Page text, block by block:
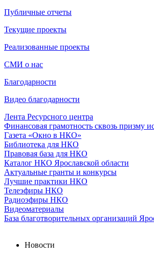
Публичные отчеты
Текущие проекты
Реализованные проекты
СМИ о нас
Благодарности
Видео благодарности
Лента Ресурсного центра
Финансовая грамотность сквозь призму
Газета «Окно в НКО»
Библиотека для НКО
Правовая база для НКО
Каталог НКО Ярославской области
Актуальные гранты и конкурсы
Лучшие практики НКО
Телеэфиры НКО
Радиоэфиры НКО
Видеоматериалы
База благотворительных организаций
Новости